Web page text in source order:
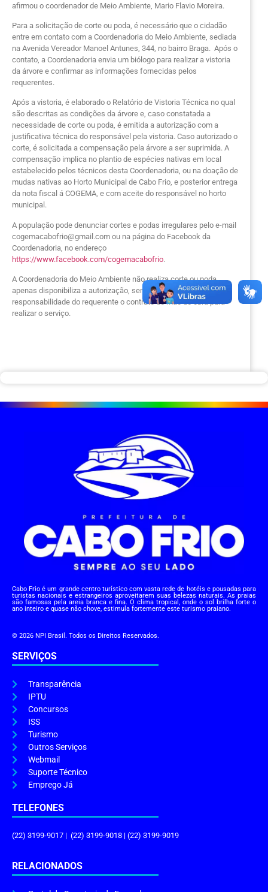
afirmou o coordenador de Meio Ambiente, Mario Flavio Moreira.
Para a solicitação de corte ou poda, é necessário que o cidadão
entre em contato com a Coordenadoria do Meio Ambiente, sediada
na Avenida Vereador Manoel Antunes, 344, no bairro Braga. Após o
contato, a Coordenadoria envia um biólogo para realizar a vistoria
da árvore e confirmar as informações fornecidas pelos
requerentes.
Após a vistoria, é elaborado o Relatório de Vistoria Técnica no qual
são descritas as condições da árvore e, caso constatada a
necessidade de corte ou poda, é emitida a autorização com a
justificativa técnica do responsável pela vistoria. Caso autorizado o
corte, é solicitada a compensação pela árvore a ser suprimida. A
compensação implica no plantio de espécies nativas em local
estabelecido pelos técnicos desta Coordenadoria, ou na doação de
mudas nativas ao Horto Municipal de Cabo Frio, e posterior entrega
da nota fiscal á COGEMA, e com aceite do responsável no horto
municipal.
A população pode denunciar cortes e podas irregulares pelo e-mail
cogemacabofrio@gmail.com ou na página do Facebook da
Coordenadoria, no endereço
https://www.facebook.com/cogemacabofrio.
A Coordenadoria do Meio Ambiente não realiza corte ou poda,
apenas disponibiliza a autorização, sendo de total
responsabilidade do requerente o contrato de mão de obra para
realizar o serviço.
Cabo Frio é um grande centro turístico com vasta rede de hotéis e pousadas para
turistas nacionais e estrangeiros aproveitarem suas belezas naturais. As praias
são famosas pela areia branca e fina. O clima tropical, onde o sol brilha forte o
ano inteiro e quase não chove, estimula fortemente este turismo praiano.
© 2026 NPI Brasil. Todos os Direitos Reservados.
SERVIÇOS
Transparência
IPTU
Concursos
ISS
Turismo
Outros Serviços
Webmail
Suporte Técnico
Emprego Já
TELEFONES
(22) 3199-9017 | (22) 3199-9018 | (22) 3199-9019
RELACIONADOS